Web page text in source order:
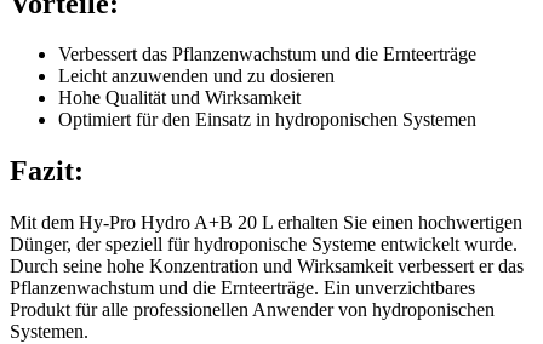
Verbessert das Pflanzenwachstum und die Ernteerträge
Leicht anzuwenden und zu dosieren
Hohe Qualität und Wirksamkeit
Optimiert für den Einsatz in hydroponischen Systemen
Fazit:
Mit dem Hy-Pro Hydro A+B 20 L erhalten Sie einen hochwertigen
Dünger, der speziell für hydroponische Systeme entwickelt wurde.
Durch seine hohe Konzentration und Wirksamkeit verbessert er das
Pflanzenwachstum und die Ernteerträge. Ein unverzichtbares
Produkt für alle professionellen Anwender von hydroponischen
Systemen.